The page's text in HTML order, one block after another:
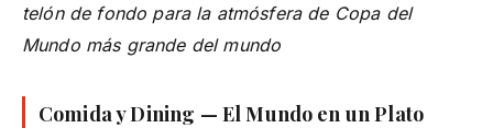
telón de fondo para la atmósfera de Copa del
Mundo más grande del mundo
Comida y Dining — El Mundo en un Plato